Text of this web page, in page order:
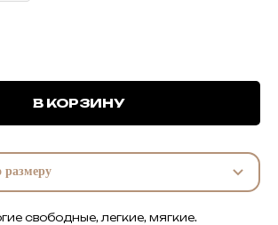
В КОРЗИНУ
размеру
свободные, легкие, мягкие.